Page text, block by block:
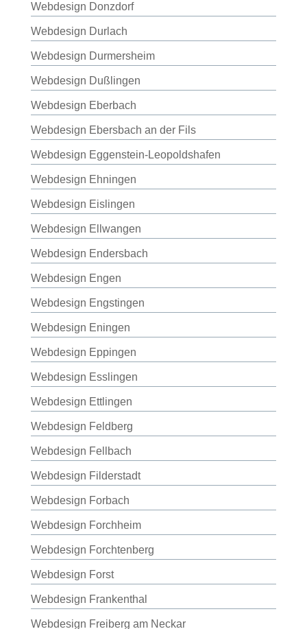
Webdesign Donzdorf
Webdesign Durlach
Webdesign Durmersheim
Webdesign Dußlingen
Webdesign Eberbach
Webdesign Ebersbach an der Fils
Webdesign Eggenstein-Leopoldshafen
Webdesign Ehningen
Webdesign Eislingen
Webdesign Ellwangen
Webdesign Endersbach
Webdesign Engen
Webdesign Engstingen
Webdesign Eningen
Webdesign Eppingen
Webdesign Esslingen
Webdesign Ettlingen
Webdesign Feldberg
Webdesign Fellbach
Webdesign Filderstadt
Webdesign Forbach
Webdesign Forchheim
Webdesign Forchtenberg
Webdesign Forst
Webdesign Frankenthal
Webdesign Freiberg am Neckar